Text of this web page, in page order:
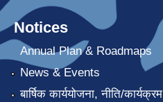
Notices
Annual Plan & Roadmaps
News & Events
बार्षिक कार्ययोजना, नीति/कार्यक्रम